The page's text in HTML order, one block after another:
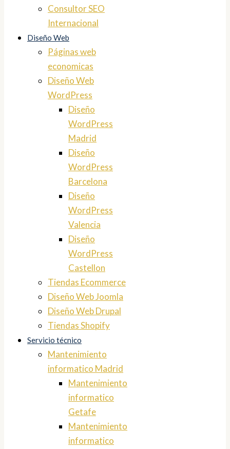
Consultor SEO
Internacional
Diseño Web
Páginas web
economicas
Diseño Web
WordPress
Diseño
WordPress
Madrid
Diseño
WordPress
Barcelona
Diseño
WordPress
Valencia
Diseño
WordPress
Castellon
Tiendas Ecommerce
Diseño Web Joomla
Diseño Web Drupal
Tiendas Shopify
Servicio técnico
Mantenimiento
informatico Madrid
Mantenimiento
informatico
Getafe
Mantenimiento
informatico